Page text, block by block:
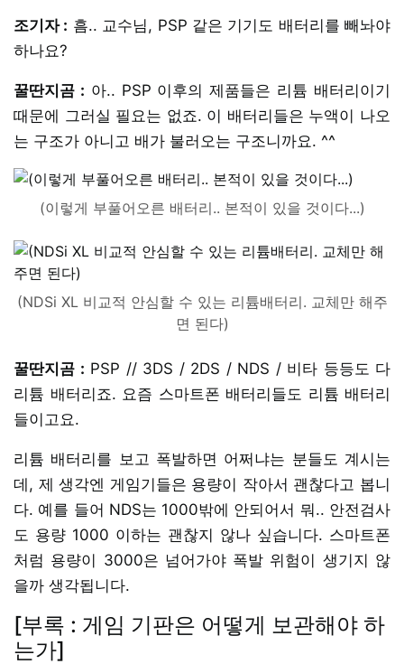
조기자 : 흠.. 교수님, PSP 같은 기기도 배터리를 빼놔야
하나요?
꿀딴지곰 : 아.. PSP 이후의 제품들은 리튬 배터리이기
때문에 그러실 필요는 없죠. 이 배터리들은 누액이 나오
는 구조가 아니고 배가 불러오는 구조니까요. ^^
(이렇게 부풀어오른 배터리.. 본적이 있을 것이다...)
(NDSi XL 비교적 안심할 수 있는 리튬배터리. 교체만 해주
면 된다)
꿀딴지곰 : PSP // 3DS / 2DS / NDS / 비타 등등도 다
리튬 배터리죠. 요즘 스마트폰 배터리들도 리튬 배터리
들이고요.
리튬 배터리를 보고 폭발하면 어쩌냐는 분들도 계시는
데, 제 생각엔 게임기들은 용량이 작아서 괜찮다고 봅니
다. 예를 들어 NDS는 1000밖에 안되어서 뭐.. 안전검사
도 용량 1000 이하는 괜찮지 않나 싶습니다. 스마트폰
처럼 용량이 3000은 넘어가야 폭발 위험이 생기지 않
을까 생각됩니다.
[부록 : 게임 기판은 어떻게 보관해야 하
는가]